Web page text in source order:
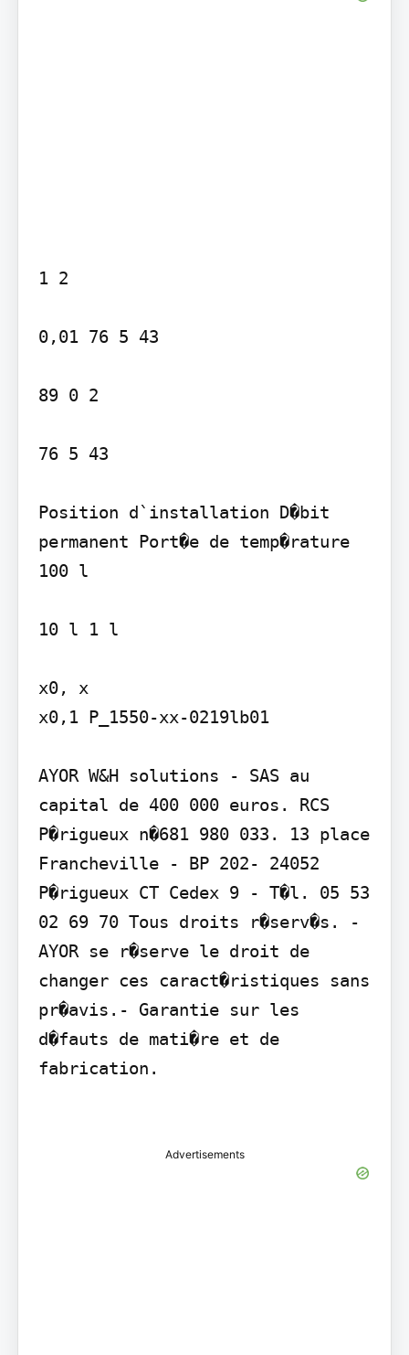
1 2
0,01 76 5 43
89 0 2
76 5 43
Position d`installation D�bit
permanent Port�e de temp�rature
100 l
10 l 1 l
x0, x
x0,1 P_1550-xx-0219lb01
AYOR W&H solutions - SAS au
capital de 400 000 euros. RCS
P�rigueux n�681 980 033. 13 place
Francheville - BP 202- 24052
P�rigueux CT Cedex 9 - T�l. 05 53
02 69 70 Tous droits r�serv�s. -
AYOR se r�serve le droit de
changer ces caract�ristiques sans
pr�avis.- Garantie sur les
d�fauts de mati�re et de
fabrication.
Advertisements